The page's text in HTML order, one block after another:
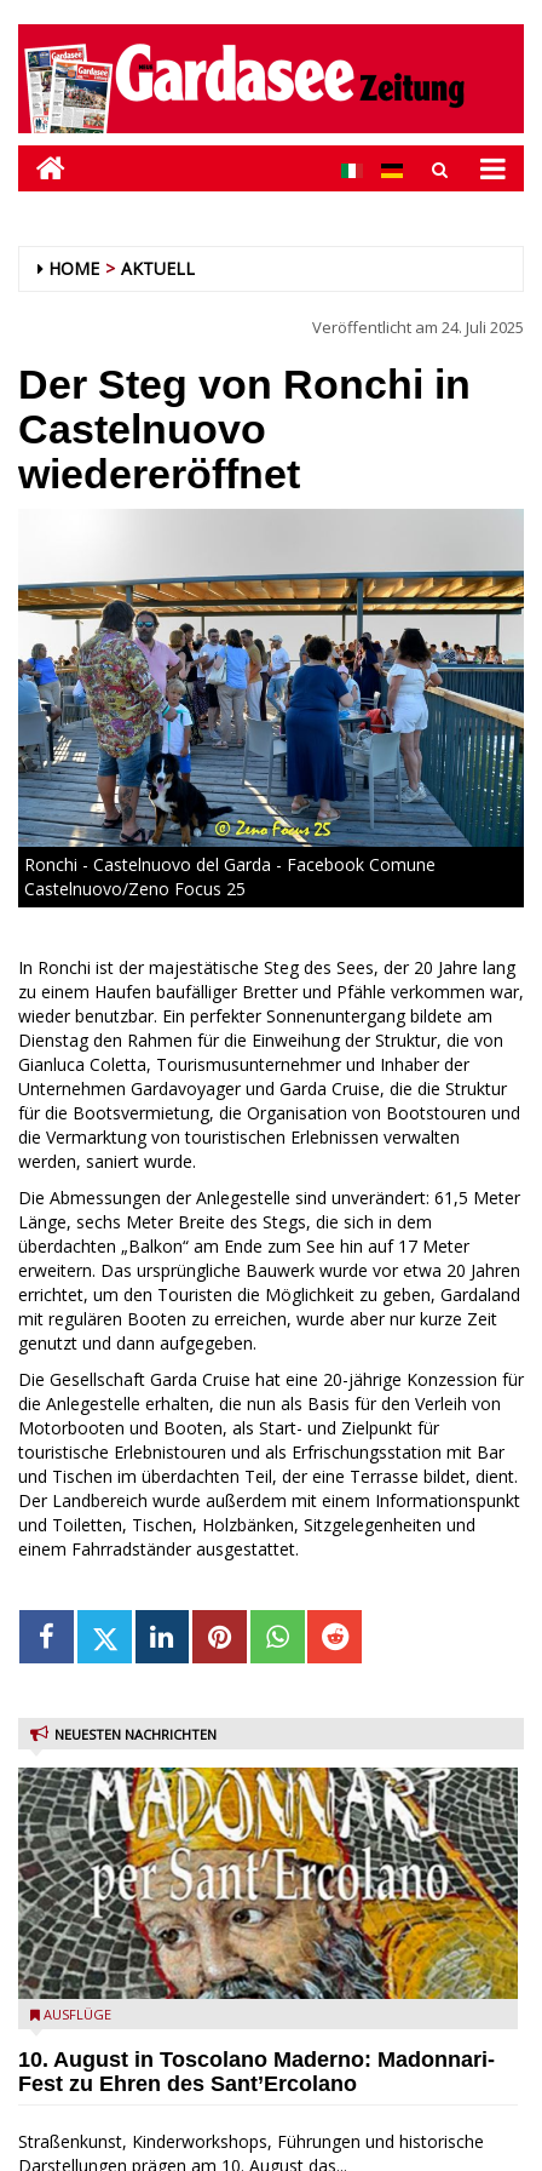
HOME AKTUELL
Veröffentlicht am 24. Juli 2025
Der Steg von Ronchi in
Castelnuovo
wiedereröffnet
Ronchi - Castelnuovo del Garda - Facebook Comune
Castelnuovo/Zeno Focus 25
In Ronchi ist der majestätische Steg des Sees, der 20 Jahre lang
zu einem Haufen baufälliger Bretter und Pfähle verkommen war,
wieder benutzbar. Ein perfekter Sonnenuntergang bildete am
Dienstag den Rahmen für die Einweihung der Struktur, die von
Gianluca Coletta, Tourismusunternehmer und Inhaber der
Unternehmen Gardavoyager und Garda Cruise, die die Struktur
für die Bootsvermietung, die Organisation von Bootstouren und
die Vermarktung von touristischen Erlebnissen verwalten
werden, saniert wurde.
Die Abmessungen der Anlegestelle sind unverändert: 61,5 Meter
Länge, sechs Meter Breite des Stegs, die sich in dem
überdachten „Balkon“ am Ende zum See hin auf 17 Meter
erweitern. Das ursprüngliche Bauwerk wurde vor etwa 20 Jahren
errichtet, um den Touristen die Möglichkeit zu geben, Gardaland
mit regulären Booten zu erreichen, wurde aber nur kurze Zeit
genutzt und dann aufgegeben.
Die Gesellschaft Garda Cruise hat eine 20-jährige Konzession für
die Anlegestelle erhalten, die nun als Basis für den Verleih von
Motorbooten und Booten, als Start- und Zielpunkt für
touristische Erlebnistouren und als Erfrischungsstation mit Bar
und Tischen im überdachten Teil, der eine Terrasse bildet, dient.
Der Landbereich wurde außerdem mit einem Informationspunkt
und Toiletten, Tischen, Holzbänken, Sitzgelegenheiten und
einem Fahrradständer ausgestattet.
NEUESTEN NACHRICHTEN
Toscolano Maderno: "Madonnari per Sant'Ercolano"
AUSFLÜGE
10. August in Toscolano Maderno: Madonnari-
Fest zu Ehren des Sant’Ercolano
Straßenkunst, Kinderworkshops, Führungen und historische
Darstellungen prägen am 10. August das...